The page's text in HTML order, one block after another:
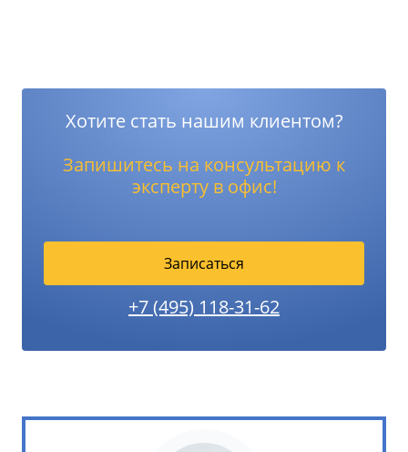
Хотите стать нашим клиентом?
Запишитесь на консультацию к
эксперту в офис!
Записаться
+7 (495) 118-31-62